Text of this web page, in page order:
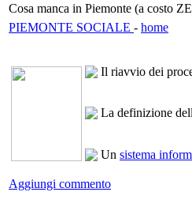
Cosa manca in Piemonte (a costo
PIEMONTE SOCIALE - home
Il riavvio dei
La definizione
Un sistema
Aggiungi commento